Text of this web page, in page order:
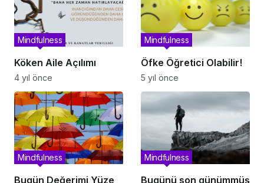
Köken Aile Açılımı
Mindfulness
4 yıl önce
Öfke Öğretici Olabilir!
Mindfulness
5 yıl önce
Bugün Değerimi Yüze
Mindfulness
Bugünü son günümmüş
Mindfulness